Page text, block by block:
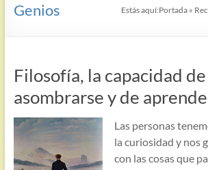
Genios Estás aquí:Portada »
Filosofía, la capacidad de
asombrarse y de
Las personas
la curiosidad y nos
con las cosas que